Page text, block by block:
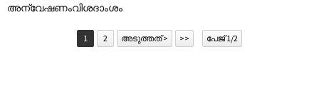
അന്വേഷണംവിശദാംശം
1 2 അടുത്തത് > >> പേജ് 1/2